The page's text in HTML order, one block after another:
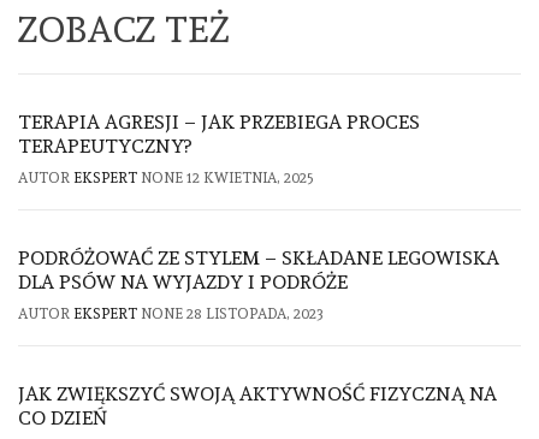
ZOBACZ TEŻ
TERAPIA AGRESJI – JAK PRZEBIEGA PROCES
TERAPEUTYCZNY?
AUTOR EKSPERT NONE 12 KWIETNIA, 2025
PODRÓŻOWAĆ ZE STYLEM – SKŁADANE LEGOWISKA
DLA PSÓW NA WYJAZDY I PODRÓŻE
AUTOR EKSPERT NONE 28 LISTOPADA, 2023
JAK ZWIĘKSZYĆ SWOJĄ AKTYWNOŚĆ FIZYCZNĄ NA
CO DZIEŃ